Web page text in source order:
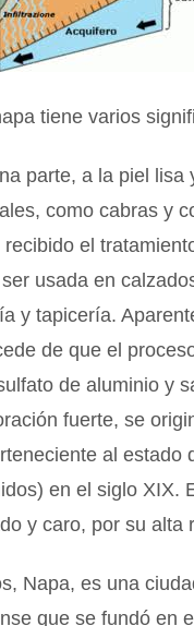
tiene varios
parte, a la piel lisa
como cabras y
el
usada en
y tapicería.
de que el
de aluminio y
fuerte, se
al estado
en el siglo XIX.
y caro, por su alta
Napa, es una
que se fundó en